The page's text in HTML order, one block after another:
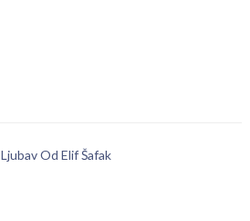
Ljubav Od Elif Šafak